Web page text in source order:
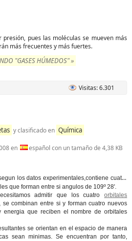
pues las moléculas se mueven más
más frecuentes y más fuertes.
"GASES HÚMEDOS" »
Visitas: 6.301
y clasificado en Química
en español con un tamaño de 4,38 KB
los datos experimentales,contiene cuatro
que forman entre si angulos de 109º 28'.
admitir que los cuatro orbitales
se combinan entre si y forman cuatro nuevos
energia que reciben el nombre de orbitales
se orientan en el espacio de manera
sean minimas. Se encuentran por tanto,